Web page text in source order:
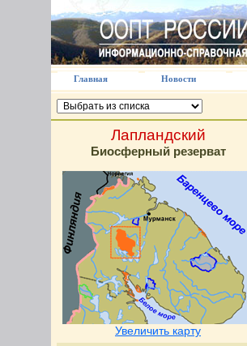
Главная Новости
Лапландский
Биосферный резерват
Увеличить карту